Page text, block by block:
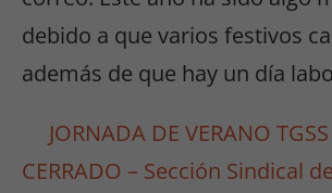
debido a que varios festivos
además de que hay un día
JORNADA DE VERANO
CERRADO – Sección Sindical